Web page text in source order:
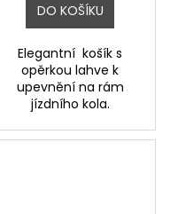
DO KOŠÍKU
Elegantní košík s
opěrkou lahve k
upevnění na rám
jízdního kola.